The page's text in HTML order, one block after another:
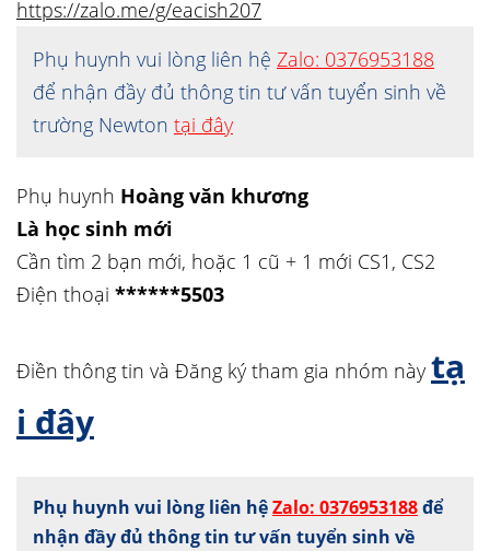
https://zalo.me/g/eacish207
Phụ huynh vui lòng liên hệ Zalo: 0376953188
để nhận đầy đủ thông tin tư vấn tuyển sinh về
trường Newton tại đây
Phụ huynh Hoàng văn khương
Là học sinh mới
Cần tìm 2 bạn mới, hoặc 1 cũ + 1 mới CS1, CS2
Điện thoại ******5503
Điền thông tin và Đăng ký tham gia nhóm này tạ
i đây
Phụ huynh vui lòng liên hệZalo: 0376953188để
nhận đầy đủ thông tin tư vấn tuyển sinh về